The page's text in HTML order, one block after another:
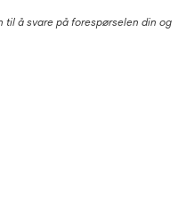
til å svare på forespørselen din og